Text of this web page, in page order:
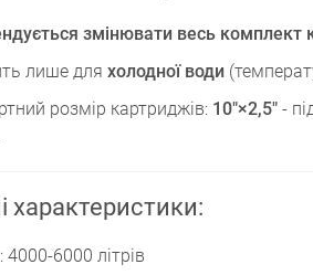
змінювати весь комплект
лише для холодної води
розмір картриджів: 10"×2,5" -
характеристики:
: 4000-6000 літрів